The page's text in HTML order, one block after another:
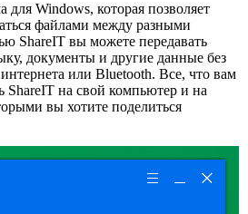
Windows, которая позволяет
файлами между разными
ShareIT вы можете передавать
документы и другие данные без
или Bluetooth. Все, что вам
на свой компьютер и на
вы хотите поделиться